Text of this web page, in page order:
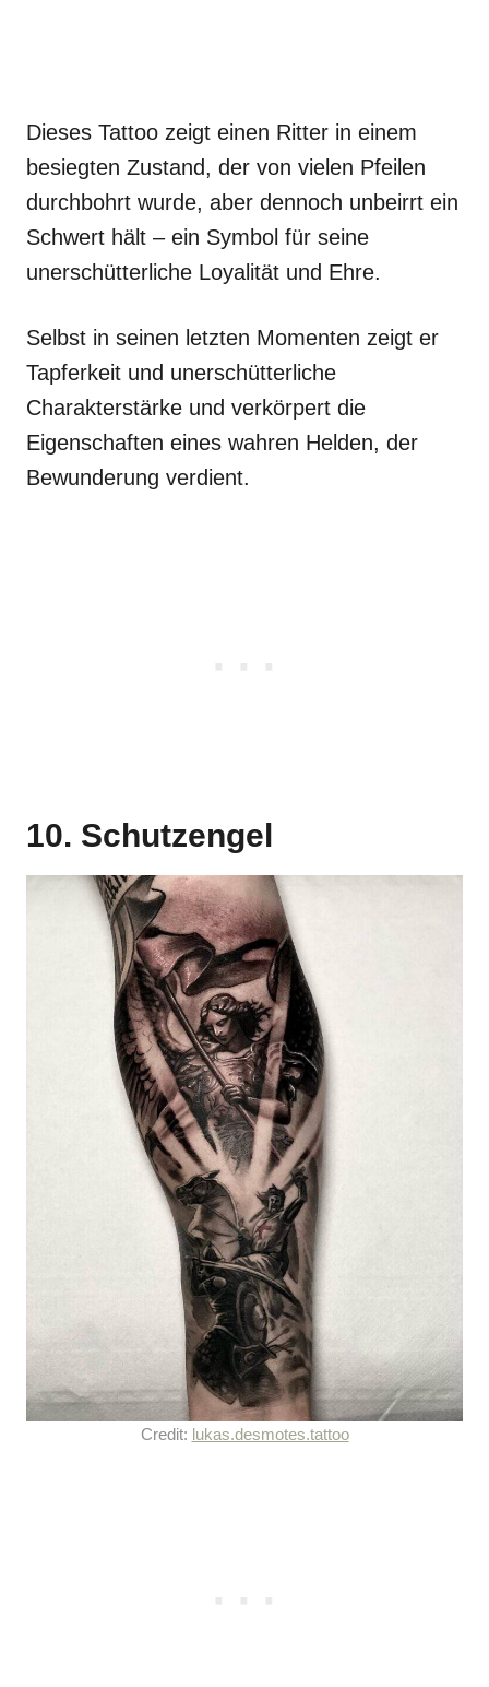
Dieses Tattoo zeigt einen Ritter in einem
besiegten Zustand, der von vielen Pfeilen
durchbohrt wurde, aber dennoch unbeirrt ein
Schwert hält – ein Symbol für seine
unerschütterliche Loyalität und Ehre.
Selbst in seinen letzten Momenten zeigt er
Tapferkeit und unerschütterliche
Charakterstärke und verkörpert die
Eigenschaften eines wahren Helden, der
Bewunderung verdient.
10. Schutzengel
Credit: lukas.desmotes.tattoo